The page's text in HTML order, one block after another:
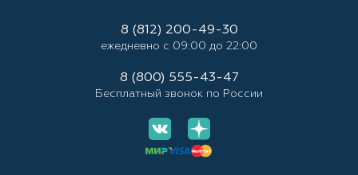
8 (812) 200-49-30
ежедневно с 09:00 до 22:00
8 (800) 555-43-47
Бесплатный звонок по России